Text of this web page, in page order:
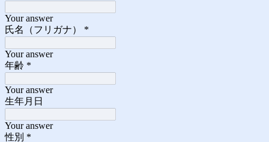
Your answer
氏名（フリガナ） *
Your answer
年齢 *
Your answer
生年月日
Your answer
性別 *